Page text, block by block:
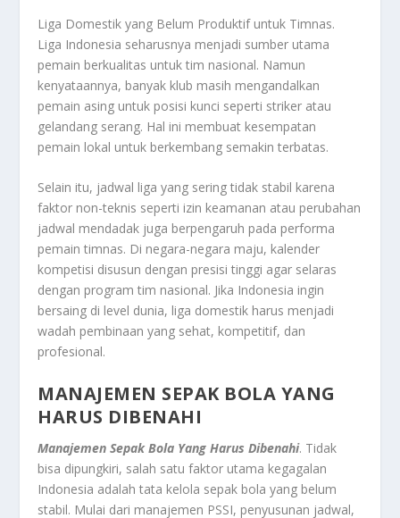
Liga Domestik yang Belum Produktif untuk Timnas.
Liga Indonesia seharusnya menjadi sumber utama
pemain berkualitas untuk tim nasional. Namun
kenyataannya, banyak klub masih mengandalkan
pemain asing untuk posisi kunci seperti striker atau
gelandang serang. Hal ini membuat kesempatan
pemain lokal untuk berkembang semakin terbatas.
Selain itu, jadwal liga yang sering tidak stabil karena
faktor non-teknis seperti izin keamanan atau perubahan
jadwal mendadak juga berpengaruh pada performa
pemain timnas. Di negara-negara maju, kalender
kompetisi disusun dengan presisi tinggi agar selaras
dengan program tim nasional. Jika Indonesia ingin
bersaing di level dunia, liga domestik harus menjadi
wadah pembinaan yang sehat, kompetitif, dan
profesional.
MANAJEMEN SEPAK BOLA YANG
HARUS DIBENAHI
Manajemen Sepak Bola Yang Harus Dibenahi. Tidak
bisa dipungkiri, salah satu faktor utama kegagalan
Indonesia adalah tata kelola sepak bola yang belum
stabil. Mulai dari manajemen PSSI, penyusunan jadwal,